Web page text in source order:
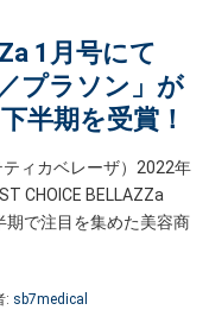
1月号にて
プラソン」が
半期を受賞！
ティカベレーザ）2022年
CHOICE BELLAZZa
期で注目を集めた美容商
: sb7medical